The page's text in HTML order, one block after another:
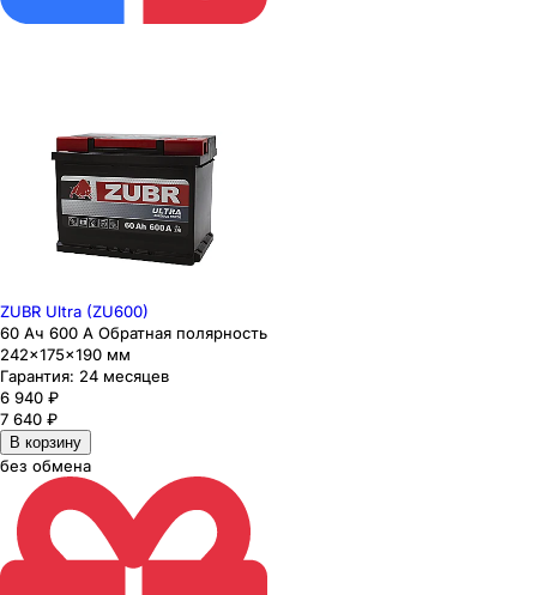
ZUBR Ultra (ZU600)
60 Ач 600 А Обратная полярность
242×175×190 мм
Гарантия: 24 месяцев
6 940 ₽
7 640 ₽
В корзину
без обмена